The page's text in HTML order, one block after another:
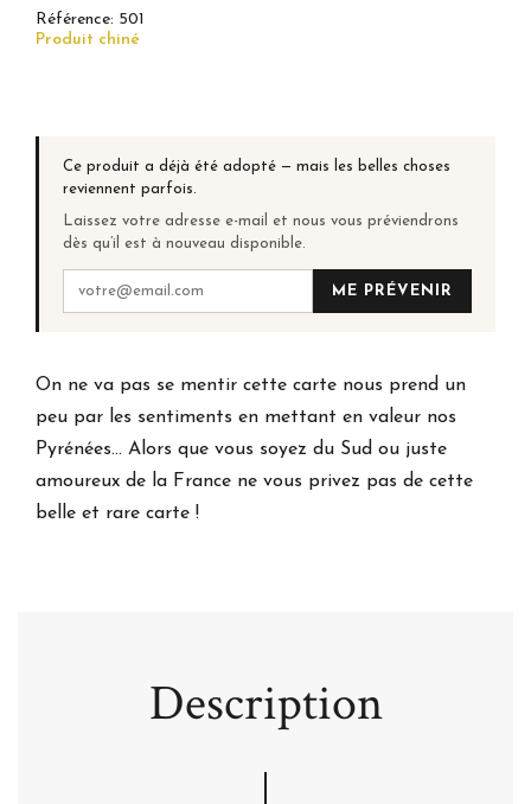
Référence: 501
Produit chiné
Ce produit a déjà été adopté — mais les belles choses
reviennent parfois.
Laissez votre adresse e-mail et nous vous préviendrons
dès qu’il est à nouveau disponible.
ME PRÉVENIR
On ne va pas se mentir cette carte nous prend un
peu par les sentiments en mettant en valeur nos
Pyrénées… Alors que vous soyez du Sud ou juste
amoureux de la France ne vous privez pas de cette
belle et rare carte !
Description